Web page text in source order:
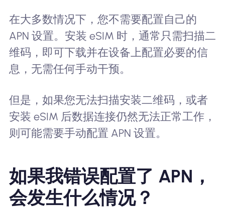
在大多数情况下，您不需要配置自己的
APN 设置。安装 eSIM 时，通常只需扫描二
维码，即可下载并在设备上配置必要的信
息，无需任何手动干预。
但是，如果您无法扫描安装二维码，或者
安装 eSIM 后数据连接仍然无法正常工作，
则可能需要手动配置 APN 设置。
如果我错误配置了 APN，
会发生什么情况？